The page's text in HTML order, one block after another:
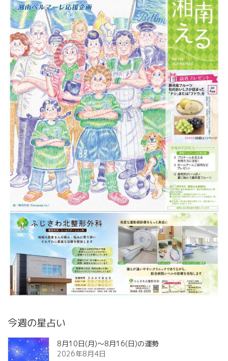
今週の星占い
8月10日(月)～8月16(日)の運勢
2026年8月4日